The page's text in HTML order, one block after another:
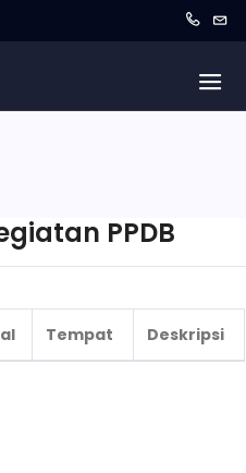
PPDB
Tempat Deskripsi